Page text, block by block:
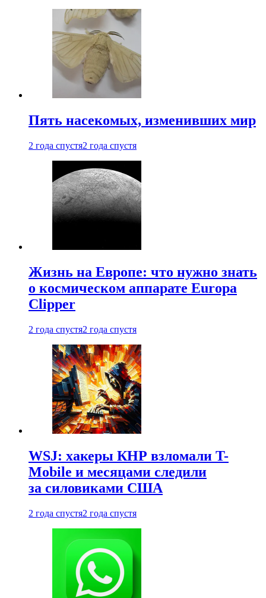
Пять насекомых, изменивших мир
2 года спустя2 года спустя
Жизнь на Европе: что нужно знать
о космическом аппарате Europa
Clipper
2 года спустя2 года спустя
WSJ: хакеры КНР взломали T-
Mobile и месяцами следили
за силовиками США
2 года спустя2 года спустя